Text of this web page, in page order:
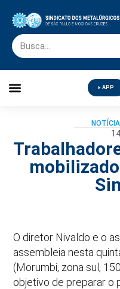
APP
O diretor Nivaldo e o
assembleia nesta
(Morumbi, zona sul,
objetivo de preparar o